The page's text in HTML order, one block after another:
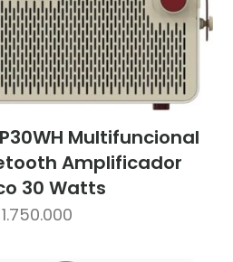
Multifuncional
Amplificador
30 Watts
1.750.000